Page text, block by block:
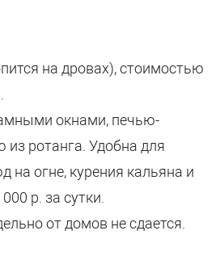
на дровах), стоимостью
окнами, печью-
ротанга. Удобна для
на огне, курения кальяна и
р. за сутки.
от домов не сдается.